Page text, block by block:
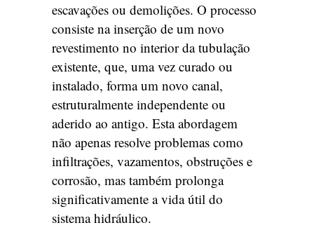
escavações ou demolições. O processo
consiste na inserção de um novo
revestimento no interior da tubulação
existente, que, uma vez curado ou
instalado, forma um novo canal,
estruturalmente independente ou
aderido ao antigo. Esta abordagem
não apenas resolve problemas como
infiltrações, vazamentos, obstruções e
corrosão, mas também prolonga
significativamente a vida útil do
sistema hidráulico.